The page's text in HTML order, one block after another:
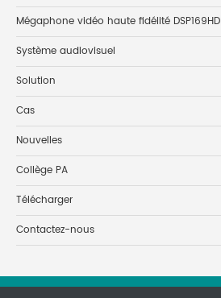
Mégaphone vidéo haute fidélité DSP169HD
Système audiovisuel
Solution
Cas
Nouvelles
Collège PA
Télécharger
Contactez-nous